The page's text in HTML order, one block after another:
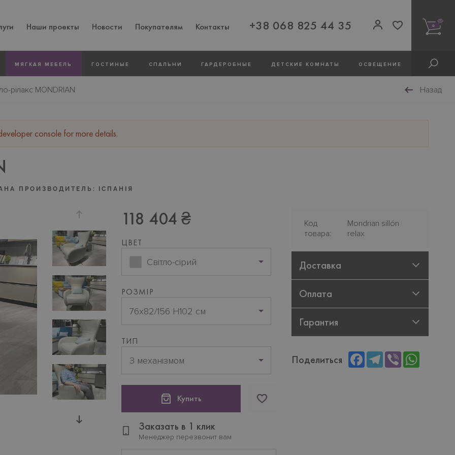
Наши проекты Новости Покупателям Контакты +38 068 825 44 35 0
МЯГКАЯ МЕБЕЛЬ ГОСТИНЫЕ СПАЛЬНИ ГАРДЕРОБНЫЕ ДЕТСКИЕ КОМНАТЫ ОСВЕЩЕНИЕ
рiлакс MONDRIAN Назад
console for more details.
ПРОИЗВОДИТЕЛЬ: IСПАНIЯ
118 404 ₴
ЦВЕТ
Світло-сірий
РОЗМІР
76х82/156 H102 см
ТИП
З механізмом
Купить
Заказать в 1 клик
Менеджер перезвонит вам
Код
товара
Mondrian sillón
relax
Доставка
Оплата
Гарантия
Поделиться FacebookTelegram
Viber